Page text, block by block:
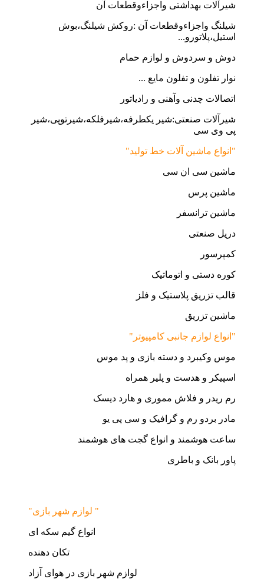
شیرآلات بهداشتی واجزاءوقطعات آن
شیلنگ واجزاءوقطعات آن :روکش شیلنگ،بوش
استیل،پلاتورو...
دوش و سردوش و لوازم حمام
نوار تفلون و تفلون مایع ...
اتصالات چدنی وآهنی و رادیاتور
شیرآلات صنعتی:شیر یکطرفه،شیرفلکه،شیرتوپی،شیر
پی وی سی
"انواع ماشین آلات خط تولید"
ماشین سی ان سی
ماشین پرس
ماشین ترانسفر
دریل صنعتی
کمپرسور
کوره دستی و اتوماتیک
قالب تزریق پلاستیک و فلز
ماشین تزریق
"انواع لوازم جانبی کامپیوتر"
موس وکیبرد و دسته بازی و پد موس
اسپیکر و هدست و پلیر همراه
رم ریدر و فلاش مموری و هارد دیسک
مادر بردو رم و گرافیک و سی پی یو
ساعت هوشمند و انواع گجت های هوشمند
پاور بانک و باطری
"لوازم شهر بازی "
انواع گیم سکه ای
تکان دهنده
لوازم شهر بازی در هوای آزاد